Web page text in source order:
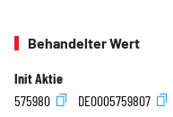
Behandelter Wert
Init Aktie
575980
DE0005759807